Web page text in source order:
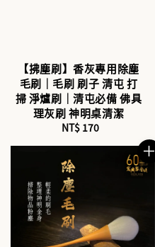
【拂塵刷】香灰專用除塵
毛刷｜毛刷 刷子 清屯 打
掃 淨爐刷｜清屯必備 佛具
理灰刷 神明桌清潔
Regular
NT$ 170